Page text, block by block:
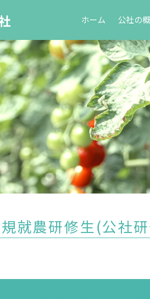
ホーム (現位置)
公社の
就農研修生(公社